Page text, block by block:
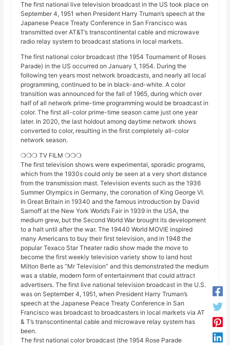
The first national live television broadcast in the US took place on
September 4, 1951 when President Harry Truman’s speech at the
Japanese Peace Treaty Conference in San Francisco was
transmitted over AT&T’s transcontinental cable and microwave
radio relay system to broadcast stations in local markets.
The first national color broadcast (the 1954 Tournament of Roses
Parade) in the US occurred on January 1, 1954. During the
following ten years most network broadcasts, and nearly all local
programming, continued to be in black-and-white. A color
transition was announced for the fall of 1965, during which over
half of all network prime-time programming would be broadcast in
color. The first all-color prime-time season came just one year
later. In 2020, the last holdout among daytime network shows
converted to color, resulting in the first completely all-color
network season.
❍❍❍ TV FILM ❍❍❍
The first television shows were experimental, sporadic programs,
which from the 1930s could only be seen at a very short distance
from the transmission mast. Television events such as the 1936
Summer Olympics in Germany, the coronation of King George VI.
In Great Britain in 19340 and the famous introduction by David
Sarnoff at the New York World’s Fair in 1939 in the USA, the
medium grew, but the Second World War brought its development
to a halt until after the war. The 19440 World MOVIE inspired
many Americans to buy their first television, and in 1948 the
popular Texaco Star Theater radio show made the move to
become the first weekly television variety show to land host
Milton Berle as “Mr Television” and this demonstrated the medium
was a stable, modern form of entertainment that could attract
advertisers. The first live national television broadcast in the U.S.
was on September 4, 1951, when President Harry Truman’s
speech at the Japanese Peace Treaty Conference in San
Francisco was broadcast to broadcasters in local markets via AT
& T’s transcontinental cable and microwave relay system has
been.
The first national color broadcast (the 1954 Rose Parade